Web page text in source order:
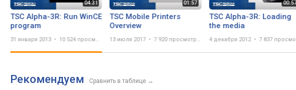
TSC Alpha-3R: Run WinCE
program
31 января 2013 10 524 просмотра
TSC Mobile Printers
Overview
13 июля 2017 7 920 просмотров
TSC Alpha-3R: Loading
the media
4 декабря 2012 7 837 просмотров
Рекомендуем Сравнить в таблице →